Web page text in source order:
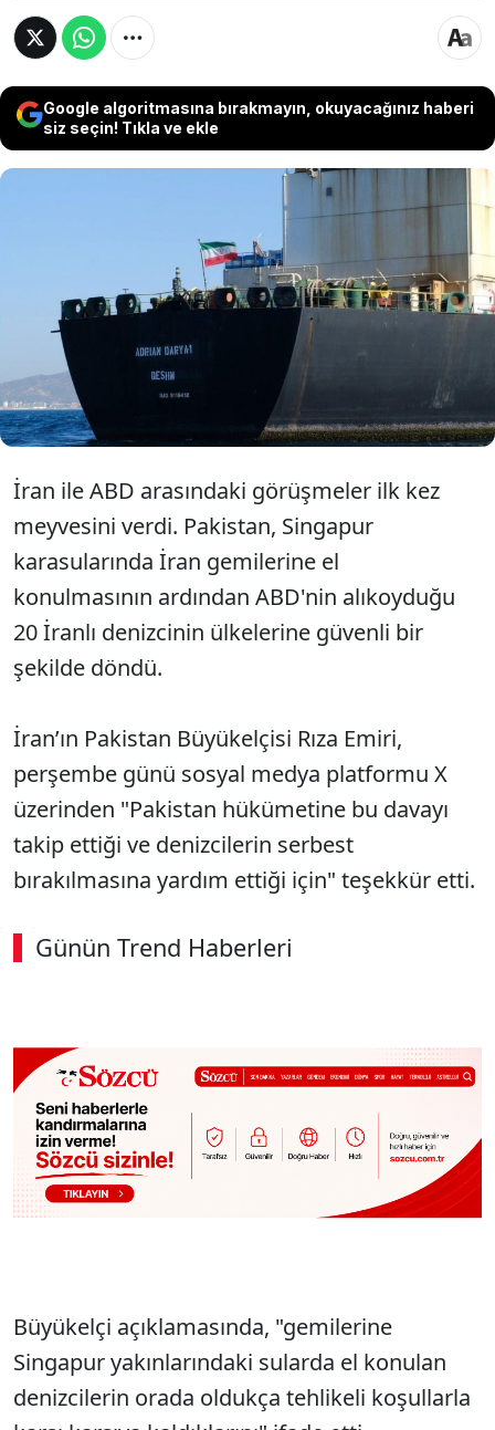
Google algoritmasına bırakmayın, okuyacağınız haberi
siz seçin! Tıkla ve ekle
İran ile ABD arasındaki görüşmelerin ardından
Pakistan, Singapur karasularında alıkonulan 20
İranlı denizcinin ülkelerine güvenli şekilde
dönmesini sağladı. Büyükelçi Rıza Emiri, tehlikeli
koşullarda kalan denizcilerin serbest
bırakılmasına yardım eden Pakistan hükümetine
teşekkür etti.
İran ile ABD arasındaki görüşmeler ilk kez
meyvesini verdi. Pakistan, Singapur
karasularında İran gemilerine el
konulmasının ardından ABD'nin alıkoyduğu
20 İranlı denizcinin ülkelerine güvenli bir
şekilde döndü.
İran’ın Pakistan Büyükelçisi Rıza Emiri,
perşembe günü sosyal medya platformu X
üzerinden "Pakistan hükümetine bu davayı
takip ettiği ve denizcilerin serbest
bırakılmasına yardım ettiği için" teşekkür etti.
Günün Trend Haberleri
00:01 / 06:57
Büyükelçi açıklamasında, "gemilerine
Singapur yakınlarındaki sularda el konulan
denizcilerin orada oldukça tehlikeli koşullarla